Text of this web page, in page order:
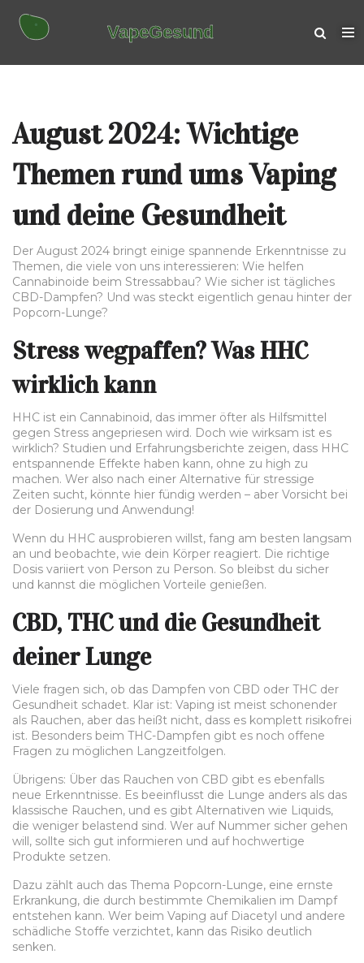
August 2024: Wichtige
Themen rund ums Vaping
und deine Gesundheit
Der August 2024 bringt einige spannende Erkenntnisse zu
Themen, die viele von uns interessieren: Wie helfen
Cannabinoide beim Stressabbau? Wie sicher ist tägliches
CBD-Dampfen? Und was steckt eigentlich genau hinter der
Popcorn-Lunge?
Stress wegpaffen? Was HHC
wirklich kann
HHC ist ein Cannabinoid, das immer öfter als Hilfsmittel
gegen Stress angepriesen wird. Doch wie wirksam ist es
wirklich? Studien und Erfahrungsberichte zeigen, dass HHC
entspannende Effekte haben kann, ohne zu high zu
machen. Wer also nach einer Alternative für stressige
Zeiten sucht, könnte hier fündig werden – aber Vorsicht bei
der Dosierung und Anwendung!
Wenn du HHC ausprobieren willst, fang am besten langsam
an und beobachte, wie dein Körper reagiert. Die richtige
Dosis variiert von Person zu Person. So bleibst du sicher
und kannst die möglichen Vorteile genießen.
CBD, THC und die Gesundheit
deiner Lunge
Viele fragen sich, ob das Dampfen von CBD oder THC der
Gesundheit schadet. Klar ist: Vaping ist meist schonender
als Rauchen, aber das heißt nicht, dass es komplett risikofrei
ist. Besonders beim THC-Dampfen gibt es noch offene
Fragen zu möglichen Langzeitfolgen.
Übrigens: Über das Rauchen von CBD gibt es ebenfalls
neue Erkenntnisse. Es beeinflusst die Lunge anders als das
klassische Rauchen, und es gibt Alternativen wie Liquids,
die weniger belastend sind. Wer auf Nummer sicher gehen
will, sollte sich gut informieren und auf hochwertige
Produkte setzen.
Dazu zählt auch das Thema Popcorn-Lunge, eine ernste
Erkrankung, die durch bestimmte Chemikalien im Dampf
entstehen kann. Wer beim Vaping auf Diacetyl und andere
schädliche Stoffe verzichtet, kann das Risiko deutlich
senken.